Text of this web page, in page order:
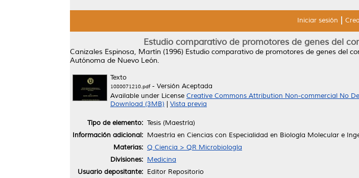
Iniciar sesión
Estudio comparativo de promotores de genes del
Canizales Espinosa, Martín (1996) Estudio comparativo de promotores de genes del
Autónoma de Nuevo León.
Texto
1080071210.pdf- Versión Aceptada
Available under License Creative Commons Attribution Non-commercial No
Download (3MB)
Vista previa
Tipo de elemento: Tesis (Maestría)
Información adicional: Maestría en Ciencias con Especialidad en Biología Molecular e
Materias: Q Ciencia > QR Microbiología
Divisiones: Medicina
Usuario depositante: Editor Repositorio